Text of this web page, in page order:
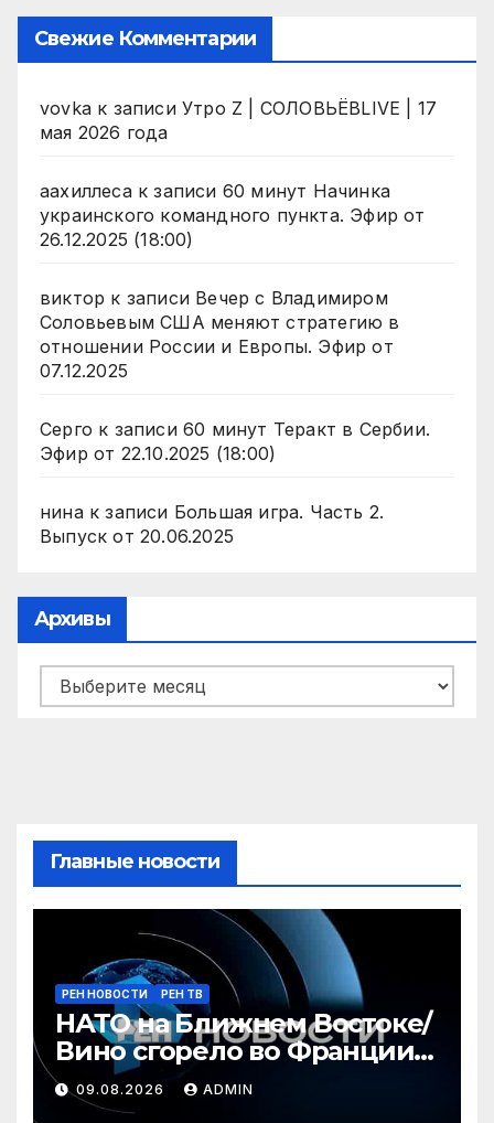
Свежие Комментарии
vovka к записи Утро Z | СОЛОВЬЁВLIVE | 17
мая 2026 года
аахиллесак записи 60 минут Начинка
украинского командного пункта. Эфир от
26.12.2025 (18:00)
виктор к записи Вечер с Владимиром
Соловьевым США меняют стратегию в
отношении России и Европы. Эфир от
07.12.2025
Серго к записи 60 минут Теракт в Сербии.
Эфир от 22.10.2025 (18:00)
нинак записи Большая игра. Часть 2.
Выпуск от 20.06.2025
Архивы
Архивы
Главные новости
РЕН НОВОСТИ РЕН ТВ
НАТО на Ближнем Востоке/
Вино сгорело во Франции /
Ядовитые пауки в РФ/ РЕН
Новости 12:30, 09.08.2026
09.08.2026 ADMIN